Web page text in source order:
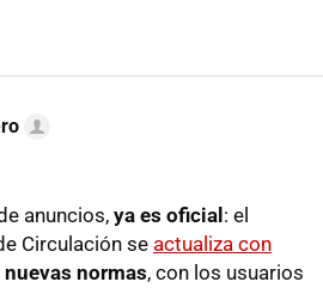
anuncios,ya es oficial : el
Circulación se actualiza con
nuevas normas, con los usuarios